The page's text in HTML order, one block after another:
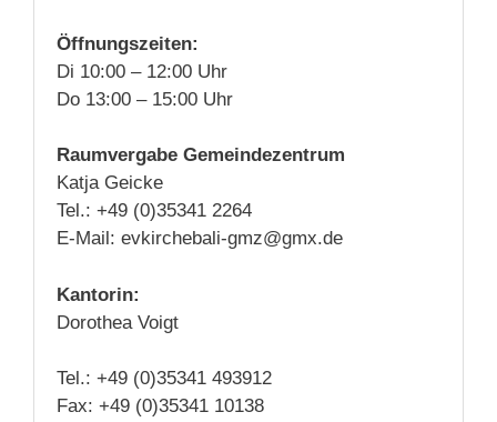
Öffnungszeiten:
Di 10:00 – 12:00 Uhr
Do 13:00 – 15:00 Uhr
Raumvergabe Gemeindezentrum
Katja Geicke
Tel.: +49 (0)35341 2264
E-Mail: evkirchebali-gmz@gmx.de
Kantorin:
Dorothea Voigt
Tel.: +49 (0)35341 493912
Fax: +49 (0)35341 10138